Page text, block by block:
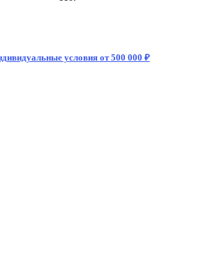
условия от 500 000 ₽